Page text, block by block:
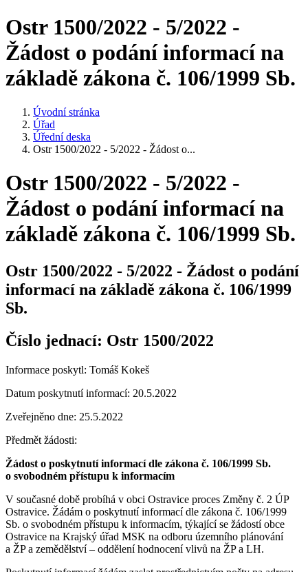
Ostr 1500/2022 - 5/2022 -
Žádost o podání informací na
základě zákona č. 106/1999 Sb.
Úvodní stránka
Úřad
Úřední deska
Ostr 1500/2022 - 5/2022 - Žádost o...
Ostr 1500/2022 - 5/2022 -
Žádost o podání informací na
základě zákona č. 106/1999 Sb.
Ostr 1500/2022 - 5/2022 - Žádost o podání
informací na základě zákona č. 106/1999
Sb.
Číslo jednací: Ostr 1500/2022
Informace poskytl: Tomáš Kokeš
Datum poskytnutí informací: 20.5.2022
Zveřejněno dne: 25.5.2022
Předmět žádosti:
Žádost o poskytnutí informací dle zákona č. 106/1999 Sb.
o svobodném přístupu k informacím
V současné době probíhá v obci Ostravice proces Změny č. 2 ÚP
Ostravice. Žádám o poskytnutí informací dle zákona č. 106/1999
Sb. o svobodném přístupu k informacím, týkající se žádostí obce
Ostravice na Krajský úřad MSK na odboru územního plánování
a ŽP a zemědělství – oddělení hodnocení vlivů na ŽP a LH.